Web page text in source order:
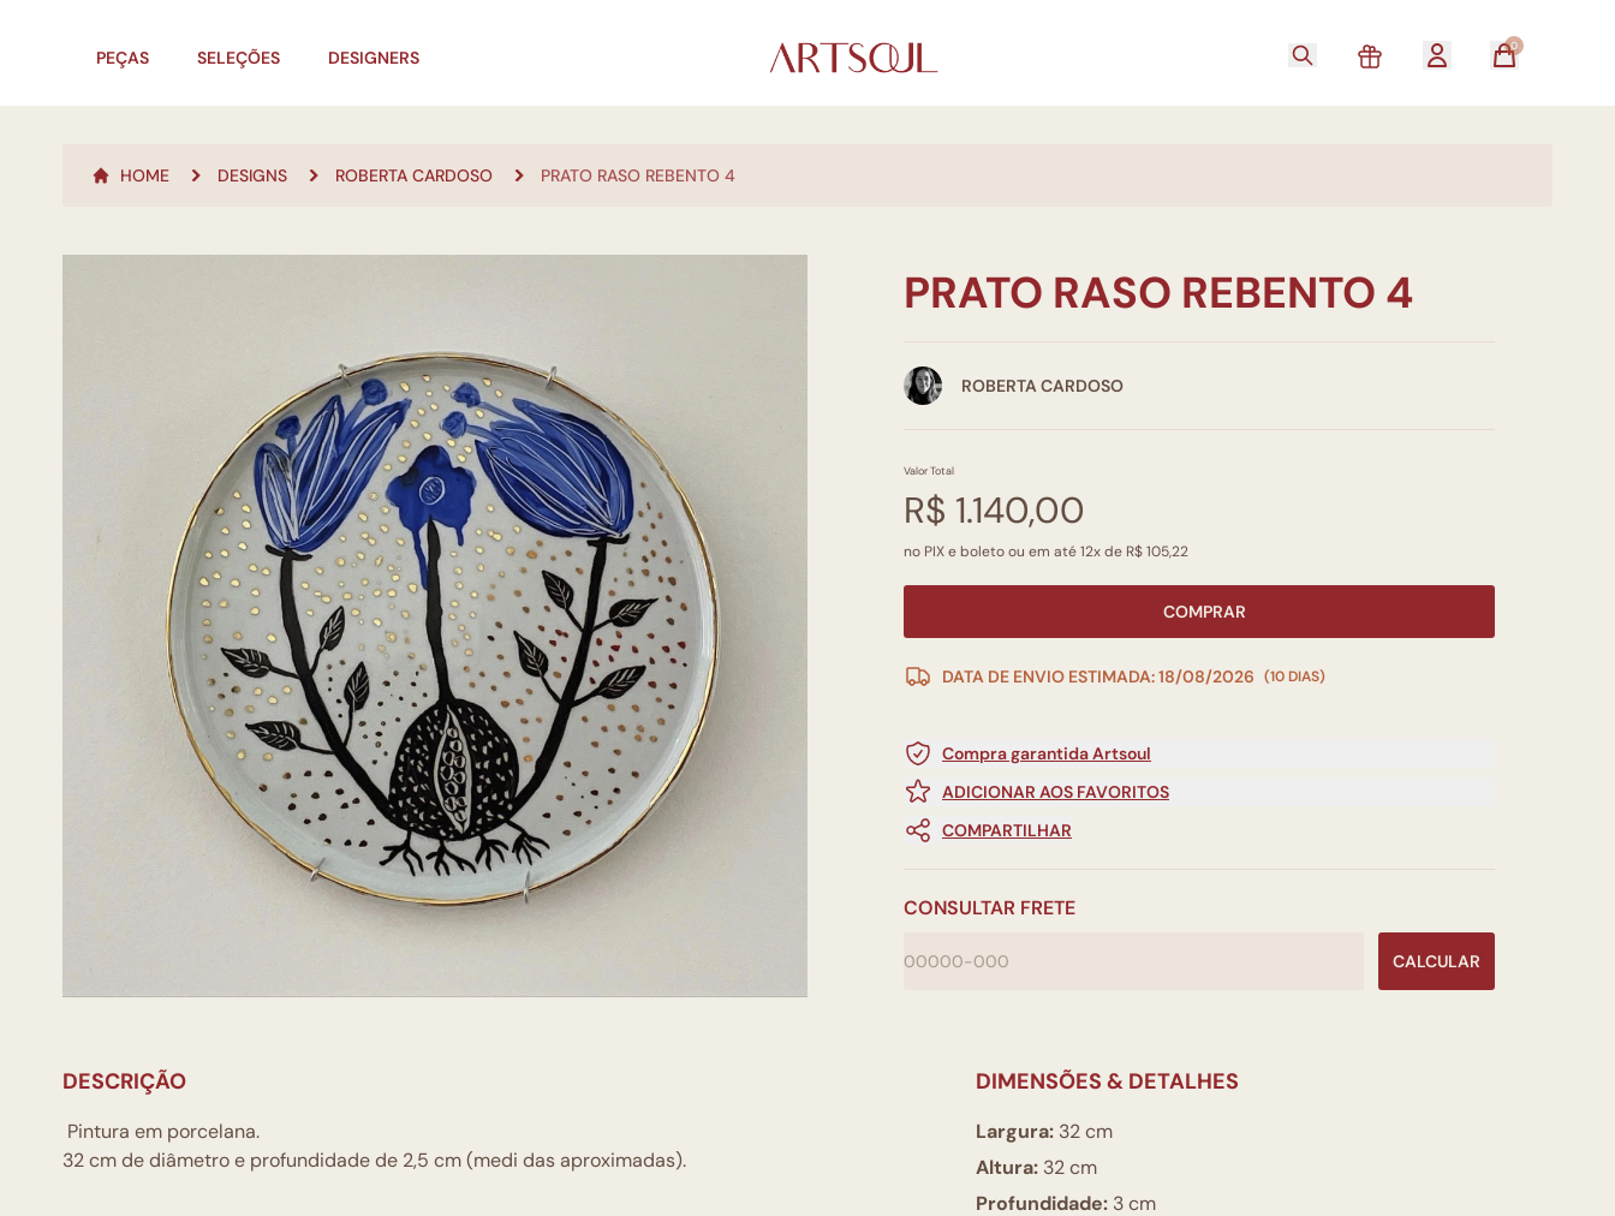
PEÇAS SELEÇÕES DESIGNERS
0
HOME DESIGNS ROBERTA CARDOSO PRATO RASO REBENTO 4
PRATO RASO REBENTO 4
ROBERTA CARDOSO
Valor Total
R$ 1.140,00
no PIX e boleto ou em até 12x de R$ 105,22
COMPRAR
DATA DE ENVIO ESTIMADA: 18/08/2026 (10 DIAS)
Compra garantida Artsoul
ADICIONAR AOS FAVORITOS
COMPARTILHAR
CONSULTAR FRETE
CALCULAR
DESCRIÇÃO
Pintura em porcelana.
32 cm de diâmetro e profundidade de 2,5 cm (medi das aproximadas).
DIMENSÕES & DETALHES
Largura: 32 cm
Altura: 32 cm
Profundidade: 3 cm